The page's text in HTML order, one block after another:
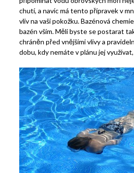
chutí, a navíc má tento přípravek v
vliv na vaši pokožku. Bazénová
bazén vším. Měli byste se postarat
chráněn před vnějšími vlivy a
dobu, kdy nemáte v plánu jej